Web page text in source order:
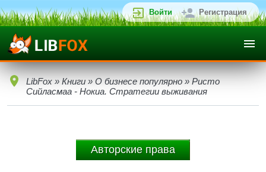
Войти Регистрация
LibFox » Книги » О бизнесе популярно » Ристо
Сийласмаа - Нокиа. Стратегии выживания
Авторские права